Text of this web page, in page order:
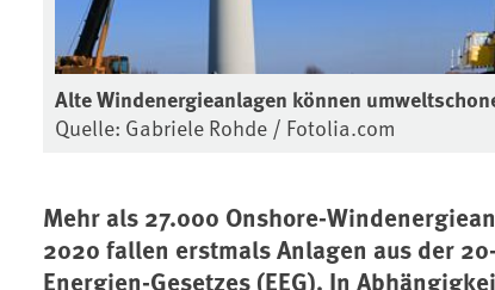
Alte Windenergieanlagen können
Quelle: Gabriele Rohde / Fotolia.com
Mehr als 27.000 Onshore-
2020 fallen erstmals Anlagen aus der
Energien-Gesetzes (EEG). In